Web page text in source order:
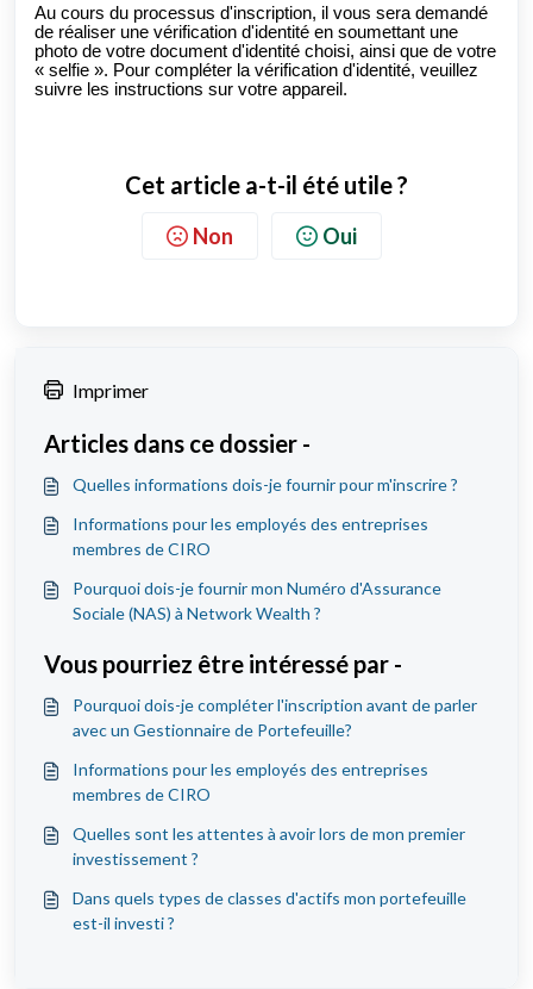
Au cours du processus d'inscription, il vous sera demandé
de réaliser une vérification d'identité en soumettant une
photo de votre document d'identité choisi, ainsi que de votre
« selfie ». Pour compléter la vérification d'identité, veuillez
suivre les instructions sur votre appareil.
Cet article a-t-il été utile ?
Non Oui
Imprimer
Articles dans ce dossier -
Quelles informations dois-je fournir pour m'inscrire ?
Informations pour les employés des entreprises
membres de CIRO
Pourquoi dois-je fournir mon Numéro d'Assurance
Sociale (NAS) à Network Wealth ?
Vous pourriez être intéressé par -
Pourquoi dois-je compléter l'inscription avant de parler
avec un Gestionnaire de Portefeuille?
Informations pour les employés des entreprises
membres de CIRO
Quelles sont les attentes à avoir lors de mon premier
investissement ?
Dans quels types de classes d'actifs mon portefeuille
est-il investi ?